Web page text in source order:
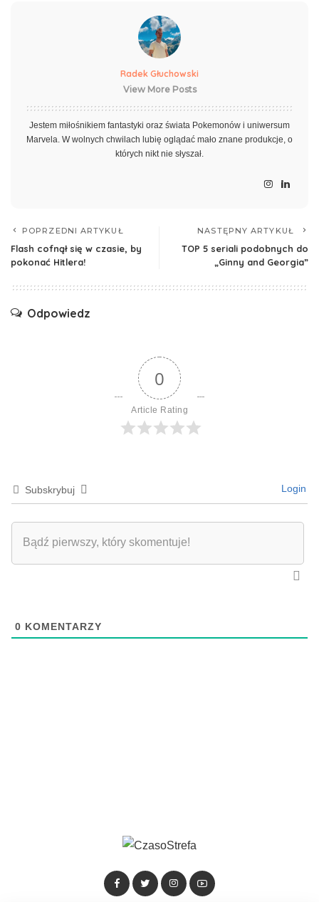
Radek Głuchowski
View More Posts
Jestem miłośnikiem fantastyki oraz świata Pokemonów i uniwersum
Marvela. W wolnych chwilach lubię oglądać mało znane produkcje, o
których nikt nie słyszał.
POPRZEDNI ARTYKUŁ
Flash cofnął się w czasie, by
pokonać Hitlera!
NASTĘPNY ARTYKUŁ
TOP 5 seriali podobnych do
„Ginny and Georgia”
Odpowiedz
0
Article Rating
Subskrybuj Login
0 KOMENTARZY